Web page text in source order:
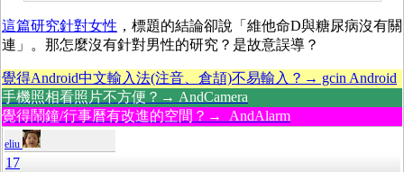
這篇研究針對女性 ，標題的結論卻說「維他命D與糖尿病沒有關
連」。那怎麼沒有針對男性的研究？是故意誤導？
覺得Android中文輸入法(注音、倉頡)不易輸入？→ gcin Android
手機照相看照片不方便？→ AndCamera
覺得鬧鐘/行事曆有改進的空間？→ AndAlarm
eliu
17